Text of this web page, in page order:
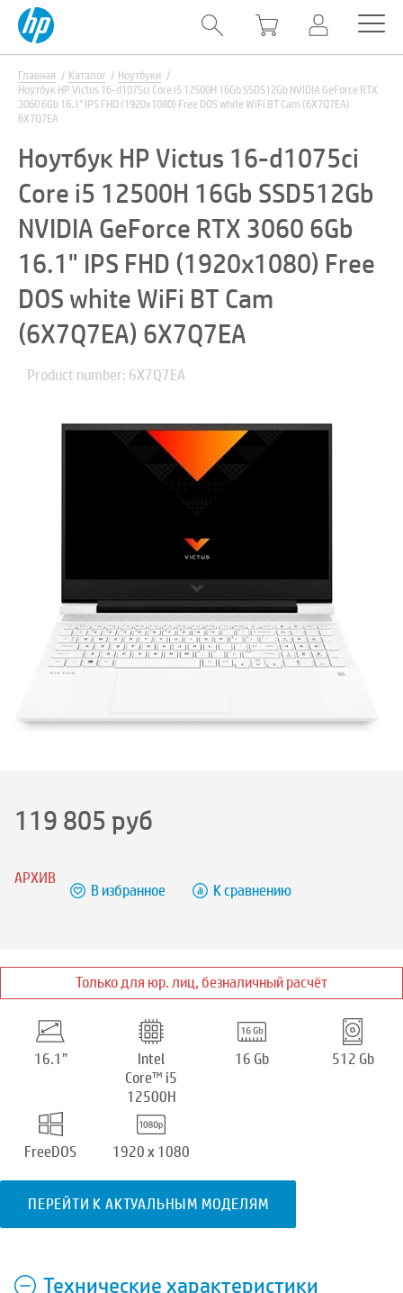
Главная Каталог
Ноутбуки
Ноутбук HP Victus 16-d1075ci Core i5 12500H 16Gb SSD512Gb NVIDIA GeForce RTX
3060 6Gb 16.1" IPS FHD (1920x1080) Free DOS white WiFi BT Cam (6X7Q7EA)
6X7Q7EA
Ноутбук HP Victus 16-d1075ci
Core i5 12500H 16Gb SSD512Gb
NVIDIA GeForce RTX 3060 6Gb
16.1" IPS FHD (1920x1080) Free
DOS white WiFi BT Cam
(6X7Q7EA) 6X7Q7EA
Product number: 6X7Q7EA
119 805 руб
АРХИВ
В избранное К сравнению
Только для юр. лиц, безналичный расчёт
16.1”
Intel
Core™ i5
12500H
16 Gb 512 Gb
FreeDOS 1920 x 1080
ПЕРЕЙТИ К АКТУАЛЬНЫМ МОДЕЛЯМ
Технические характеристики